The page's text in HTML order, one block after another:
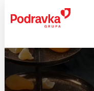
content